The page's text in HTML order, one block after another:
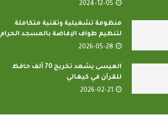
2024-12-05
منظومة تشغيلية وتقنية متكاملة
لتنظيم طواف الإفاضة بالمسجد الحرام
2026-05-28
العيسى يشهد تخريج 70 ألف حافظ
للقرآن في كيغالي
2026-02-21